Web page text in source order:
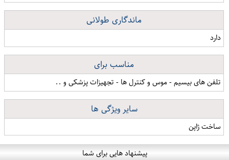
ماندگاری طولانی
دارد
مناسب برای
تلفن های بیسیم - موس و کنترل ها - تجهیزات پزشکی و ..
سایر ویژگی ها
ساخت ژاپن
پیشنهاد هایی برای شما